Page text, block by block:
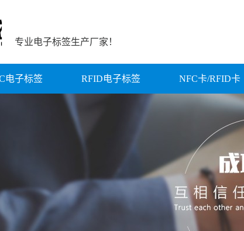
专业电子标签生产厂家！
电子标签 RFID电子标签 NFC卡/RFID卡